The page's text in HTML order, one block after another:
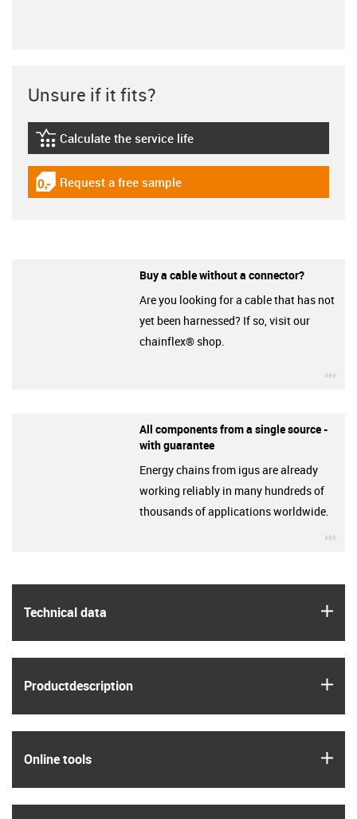
Technical data
Product­description
Online tools
Unsure if it fits?
igus-icon-lebensdauerrechner
Calculate the service life
igus-icon-gratismuster
Request a free sample
Buy a cable without a connector?
Are you looking for a cable that has not
yet been harnessed? If so, visit our
chainflex® shop.
All components from a single source -
with guarantee
Energy chains from igus are already
working reliably in many hundreds of
thousands of applications worldwide.